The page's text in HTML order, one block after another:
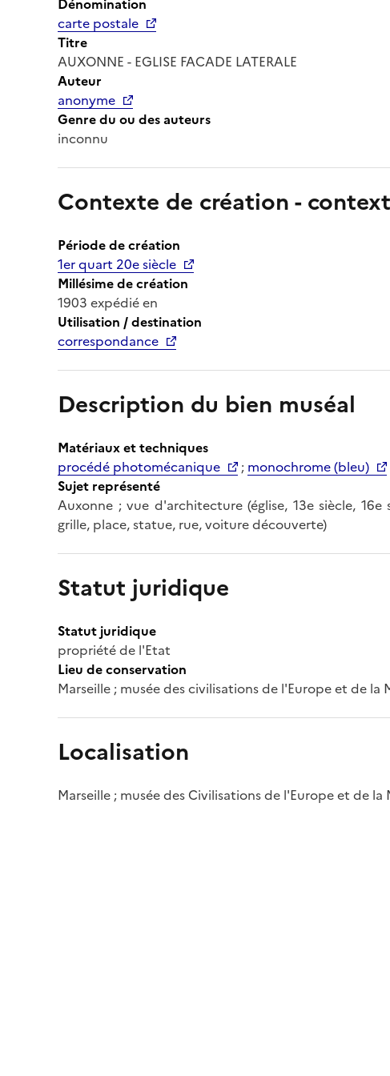
carte postale
Titre
AUXONNE - EGLISE FACADE LATERALE
Auteur
anonyme
Genre du ou des auteurs
inconnu
Contexte de création -
Période de création
1er quart 20e siècle
Millésime de création
1903 expédié en
Utilisation / destination
correspondance
Description du bien muséal
Matériaux et techniques
procédé photomécanique
; monochrome (bleu)
Sujet représenté
Auxonne ; vue d'architecture (église, 13e siècle,
grille, place, statue, rue, voiture découverte)
Statut juridique
Statut juridique
propriété de l'Etat
Lieu de conservation
Marseille ; musée des civilisations de l'Europe et de la
Localisation
Marseille ; musée des Civilisations de l'Europe et de